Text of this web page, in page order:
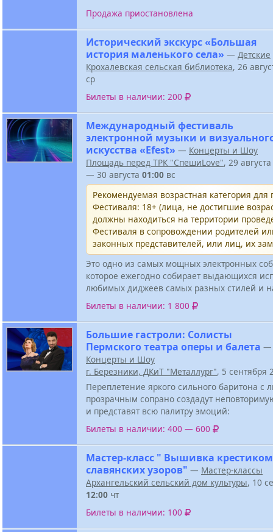
Продажа приостановлена
Исторический экскурс «Большая
история маленького села» — Детские
Крохалевская сельская библиотека, 26
ср
Билеты в наличии: 200
Международный фестиваль
электронной музыки и
искусства «Efest» — Концерты и Шоу
Площадь перед ТРК "СпешиLove", 29
— 30 августа 01:00 вс
Рекомендуемая возрастная категория
Фестиваля: 18+ (лица, не достигшие
должны находиться на территории
Фестиваля в сопровождении родителей
законных представителей, или лиц, их
Это одно из самых мощных электронных
которое ежегодно собирает выдающихся
любимых диджеев самых разных стилей и
Билеты в наличии: 1 800
Большие гастроли: Солисты
Пермского театра оперы и балета —
Концерты и Шоу
г. Березники, ДКиТ "Металлург", 5 сентября
Переплетение яркого сильного баритона с
прозрачным сопрано создадут
и представят всю палитру эмоций:
Билеты в наличии: 400 — 600
Мастер-класс " Вышивка крестиком
славянских узоров" — Мастер-классы
Архангельский сельский дом культуры, 10
12:00 чт
Билеты в наличии: 100